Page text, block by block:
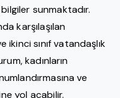
sunmaktadır.
karşılaşılan
sınıf vatandaşlık
kadınların
ve
yol açabilir.